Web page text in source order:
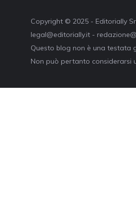
Copyright © 2025 - Editorially
legal@editorially.it -
Questo blog non è una testata
Non può pertanto considerarsi